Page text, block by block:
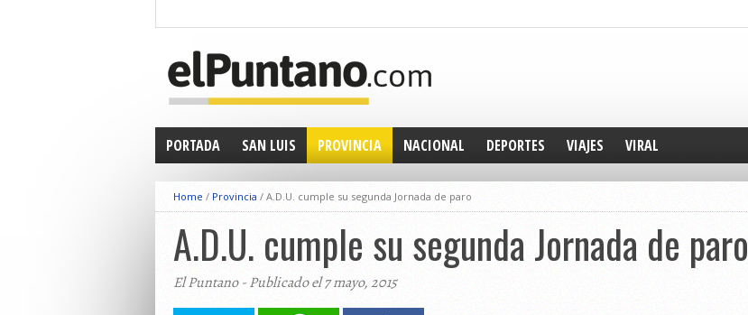
PORTADA SAN LUIS PROVINCIA NACIONAL DEPORTES VIAJES VIRAL
Home / Provincia / A.D.U. cumple su segunda Jornada de paro
A.D.U. cumple su segunda Jornada de paro
El Puntano - Publicado el 7 mayo, 2015